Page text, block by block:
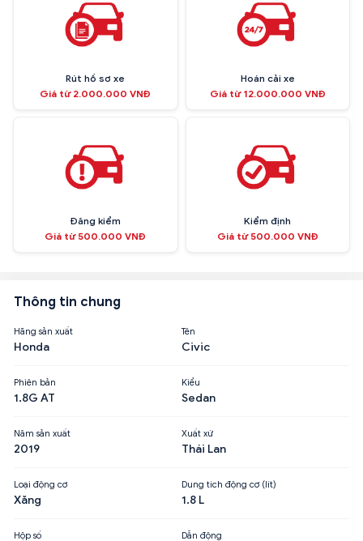
Rút hồ sơ xe
Giá từ 2.000.000 VNĐ
Hoán cải xe
Giá từ 12.000.000 VNĐ
Đăng kiểm
Giá từ 500.000 VNĐ
Kiểm định
Giá từ 500.000 VNĐ
Thông tin chung
Hãng sản xuất
Honda
Tên
Civic
Phiên bản
1.8G AT
Kiểu
Sedan
Năm sản xuất
2019
Xuất xứ
Thái Lan
Loại động cơ
Xăng
Dung tích động cơ (lít)
1.8 L
Hộp số Dẫn động